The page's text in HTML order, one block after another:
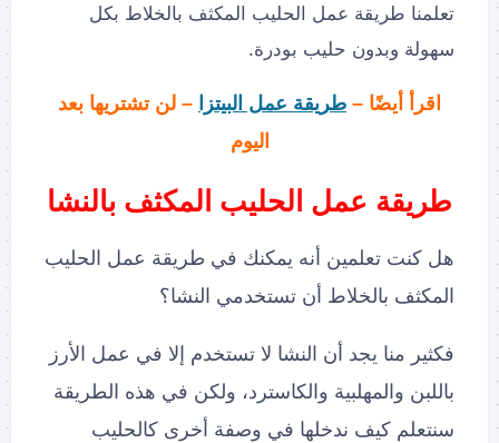
تعلمنا طريقة عمل الحليب المكثف بالخلاط بكل
سهولة وبدون حليب بودرة.
اقرأ أيضًا – طريقة عمل البيتزا
– لن تشتريها بعد
اليوم
طريقة عمل الحليب المكثف بالنشا
هل كنت تعلمين أنه يمكنك في طريقة عمل الحليب
المكثف بالخلاط أن تستخدمي النشا؟
فكثير منا يجد أن النشا لا تستخدم إلا في عمل الأرز
باللبن والمهلبية والكاسترد، ولكن في هذه الطريقة
سنتعلم كيف ندخلها في وصفة أخرى كالحليب